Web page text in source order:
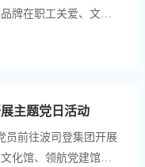
牌在职工关爱、文化
下，一行人先后参观
了涵盖职工关怀、技能
体系，...
主题党日活动
员前往波司登集团开展
化馆、领航党建馆与